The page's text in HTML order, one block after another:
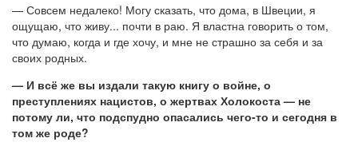
— Совсем недалеко! Могу сказать, что дома, в Швеции, я
ощущаю, что живу... почти в раю. Я властна говорить о том,
что думаю, когда и где хочу, и мне не страшно за себя и за
своих родных.
— И всё же вы издали такую книгу о войне, о
преступлениях нацистов, о жертвах Холокоста — не
потому ли, что подспудно опасались чего-то и сегодня в
том же роде?